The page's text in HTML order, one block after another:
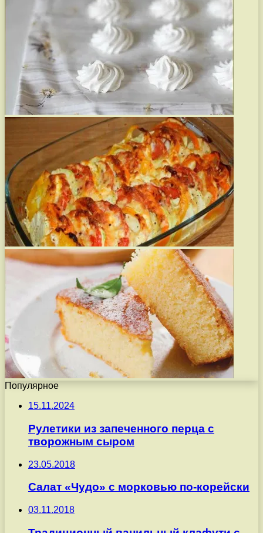
Популярное
15.11.2024
Рулетики из запеченного перца с
творожным сыром
23.05.2018
Салат «Чудо» с морковью по-корейски
03.11.2018